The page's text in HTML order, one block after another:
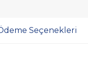
Seçenekleri